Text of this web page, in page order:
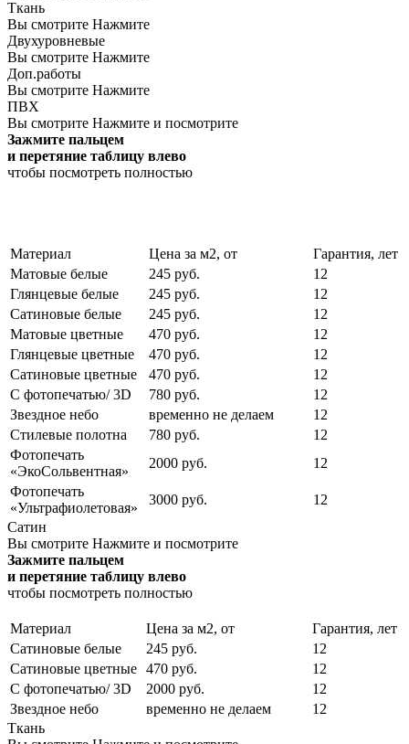
Ткань
Вы смотрите Нажмите
Двухуровневые
Вы смотрите Нажмите
Доп.работы
Вы смотрите Нажмите
ПВХ
Вы смотрите Нажмите и посмотрите
Зажмите пальцем
и перетяние таблицу влево
чтобы посмотреть полностью
Материал Цена за м2, от
Гарантия, лет
Матовые белые
245 руб.
12
Глянцевые белые
245 руб.
12
Сатиновые белые
245 руб.
12
Матовые цветные
470 руб.
12
Глянцевые цветные
470 руб.
12
Сатиновые цветные
470 руб.
12
С фотопечатью/ 3D
780 руб.
12
Звездное небо
временно не делаем
12
Стилевые полотна
780 руб.
12
Фотопечать
«ЭкоСольвентная»
2000 руб.
12
Фотопечать
«Ультрафиолетовая»
3000 руб.
12
Сатин
Вы смотрите Нажмите и посмотрите
Зажмите пальцем
и перетяние таблицу влево
чтобы посмотреть полностью
Материал Цена за м2, от
Гарантия, лет
Сатиновые белые
245 руб.
12
Сатиновые цветные 470 руб.
12
С фотопечатью/ 3D
2000 руб.
12
Звездное небо
временно не делаем
12
Ткань